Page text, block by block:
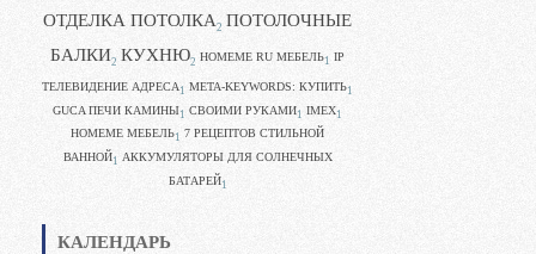
ОТДЕЛКА ПОТОЛКА2 ПОТОЛОЧНЫЕ
БАЛКИ2 КУХНЮ2 HOMEME RU МЕБЕЛЬ1 IP
ТЕЛЕВИДЕНИЕ АДРЕСА 1 META-KEYWORDS: КУПИТЬ1
GUCA ПЕЧИ КАМИНЫ1 CВОИМИ РУКАМИ1 IMEX1
HOMEME МЕБЕЛЬ1 7 РЕЦЕПТОВ СТИЛЬНОЙ
ВАННОЙ1 АККУМУЛЯТОРЫ ДЛЯ СОЛНЕЧНЫХ
БАТАРЕЙ1
КАЛЕНДАРЬ